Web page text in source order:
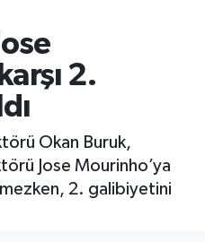
2.
Okan Buruk,
Jose Mourinho’ya
2. galibiyetini
ve Fikstür